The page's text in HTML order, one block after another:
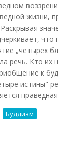
жизни,
„четырех
речь. Кто их
к
истины"
Буддизм